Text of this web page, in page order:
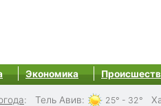
Экономика
: Тель Авив: 25° - 32°